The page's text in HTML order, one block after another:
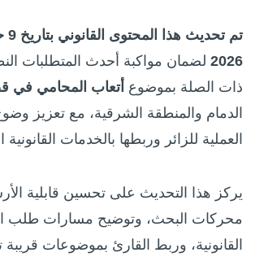
2026 لضمان مواكبة أحدث المتطلبات
ذات الصلة بموضوع أتعاب المحامي في
الدمام والمنطقة الشرقية، مع تعزيز
العملية للزائر وربطها بالخدمات القانونية
يركز هذا التحديث على تحسين قابلية
محركات البحث، وتوضيح مسارات طلب
القانونية، وربط القارئ بموضوعات